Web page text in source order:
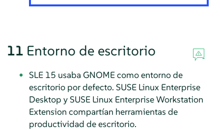
11 Entorno de escritorio
SLE 15 usaba GNOME como entorno de
escritorio por defecto. SUSE Linux Enterprise
Desktop y SUSE Linux Enterprise Workstation
Extension compartían herramientas de
productividad de escritorio.